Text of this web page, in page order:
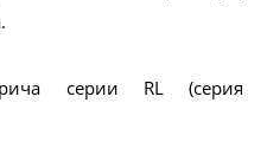
серии RL (серия